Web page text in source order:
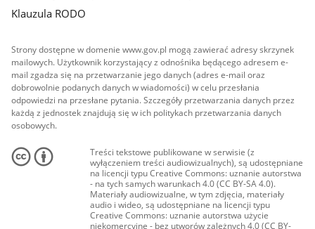
Klauzula RODO
Strony dostępne w domenie www.gov.pl mogą zawierać adresy skrzynek
mailowych. Użytkownik korzystający z odnośnika będącego adresem e-
mail zgadza się na przetwarzanie jego danych (adres e-mail oraz
dobrowolnie podanych danych w wiadomości) w celu przesłania
odpowiedzi na przesłane pytania. Szczegóły przetwarzania danych przez
każdą z jednostek znajdują się w ich politykach przetwarzania danych
osobowych.
Treści tekstowe publikowane w serwisie (z
wyłączeniem treści audiowizualnych), są udostępniane
na licencji typu Creative Commons: uznanie autorstwa
- na tych samych warunkach 4.0 (CC BY-SA 4.0).
Materiały audiowizualne, w tym zdjęcia, materiały
audio i wideo, są udostępniane na licencji typu
Creative Commons: uznanie autorstwa użycie
niekomercyjne - bez utworów zależnych 4.0 (CC BY-